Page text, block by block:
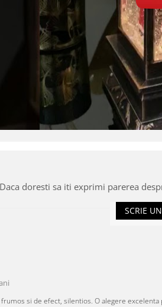
Daca doresti sa iti exprimi parerea
SCRIE
si de efect, silentios. O alegere